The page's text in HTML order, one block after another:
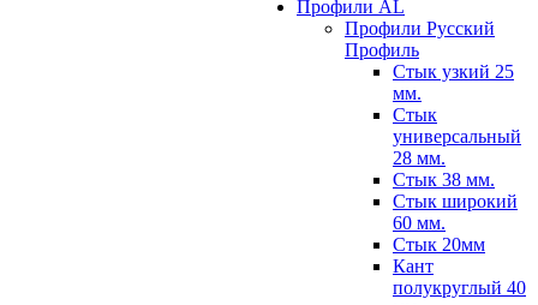
Профили AL
Профили Русский
Профиль
Стык узкий 25
мм.
Стык
универсальный
28 мм.
Стык 38 мм.
Стык широкий
60 мм.
Стык 20мм
Кант
полукруглый 40